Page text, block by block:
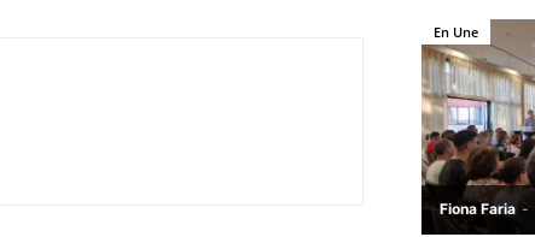
Fiona Faria -
En Une